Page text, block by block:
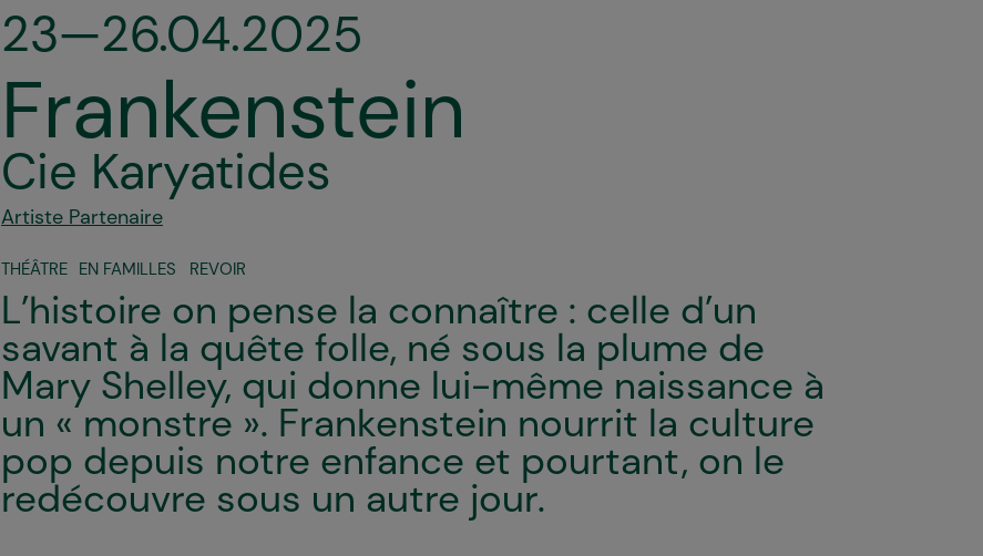
23—26.04.2025
Frankenstein
Cie Karyatides
Artiste Partenaire
THÉÂTRE EN FAMILLES REVOIR
L’histoire on pense la connaître : celle d’un
savant à la quête folle, né sous la plume de
Mary Shelley, qui donne lui-même naissance à
un « monstre ». Frankenstein nourrit la culture
pop depuis notre enfance et pourtant, on le
redécouvre sous un autre jour.